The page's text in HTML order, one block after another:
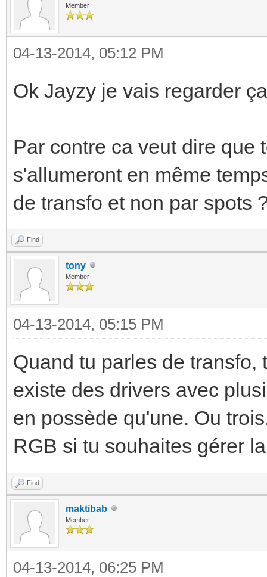
Member
04-13-2014, 05:12 PM
Ok Jayzy je vais regarder
Par contre ca veut dire que
s'allumeront en même
de transfo et non par spots
Find
tony
Member
04-13-2014, 05:15 PM
Quand tu parles de
existe des drivers avec
en possède qu'une. Ou
RGB si tu souhaites gérer
Find
maktibab
Member
04-13-2014, 06:25 PM